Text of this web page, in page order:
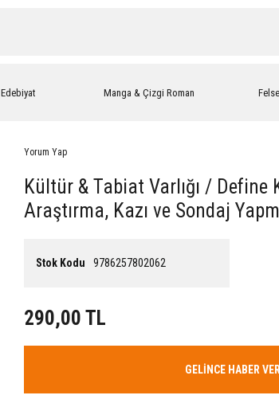
Edebiyat Manga & Çizgi Roman
Yorum Yap
Kültür & Tabiat Varlığı / Define
Araştırma, Kazı ve Sondaj
Stok Kodu 9786257802062
290,00 TL
GELİNCE HABER VER